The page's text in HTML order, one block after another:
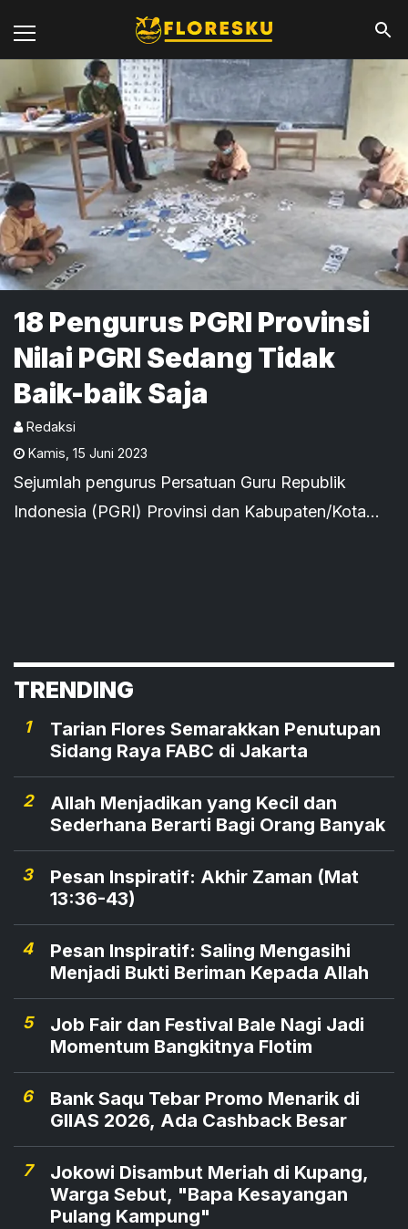
18 Pengurus PGRI Provinsi
Nilai PGRI Sedang Tidak
Baik-baik Saja
Redaksi
Kamis 15 Juni 2023
Sejumlah pengurus Persatuan Guru Republik
Indonesia (PGRI) Provinsi dan Kabupaten/Kota
TRENDING
1
Tarian Flores Semarakkan Penutupan
Sidang Raya FABC di Jakarta
2
Allah Menjadikan yang Kecil dan
Sederhana Berarti Bagi Orang Banyak
3
Pesan Inspiratif: Akhir Zaman (Mat
13:36-43)
4
Pesan Inspiratif: Saling Mengasihi
Menjadi Bukti Beriman Kepada Allah
5
Job Fair dan Festival Bale Nagi Jadi
Momentum Bangkitnya Flotim
6
Bank Saqu Tebar Promo Menarik di
GIIAS 2026, Ada Cashback Besar
7
Jokowi Disambut Meriah di Kupang,
Warga Sebut, "Bapa Kesayangan
Pulang Kampung"